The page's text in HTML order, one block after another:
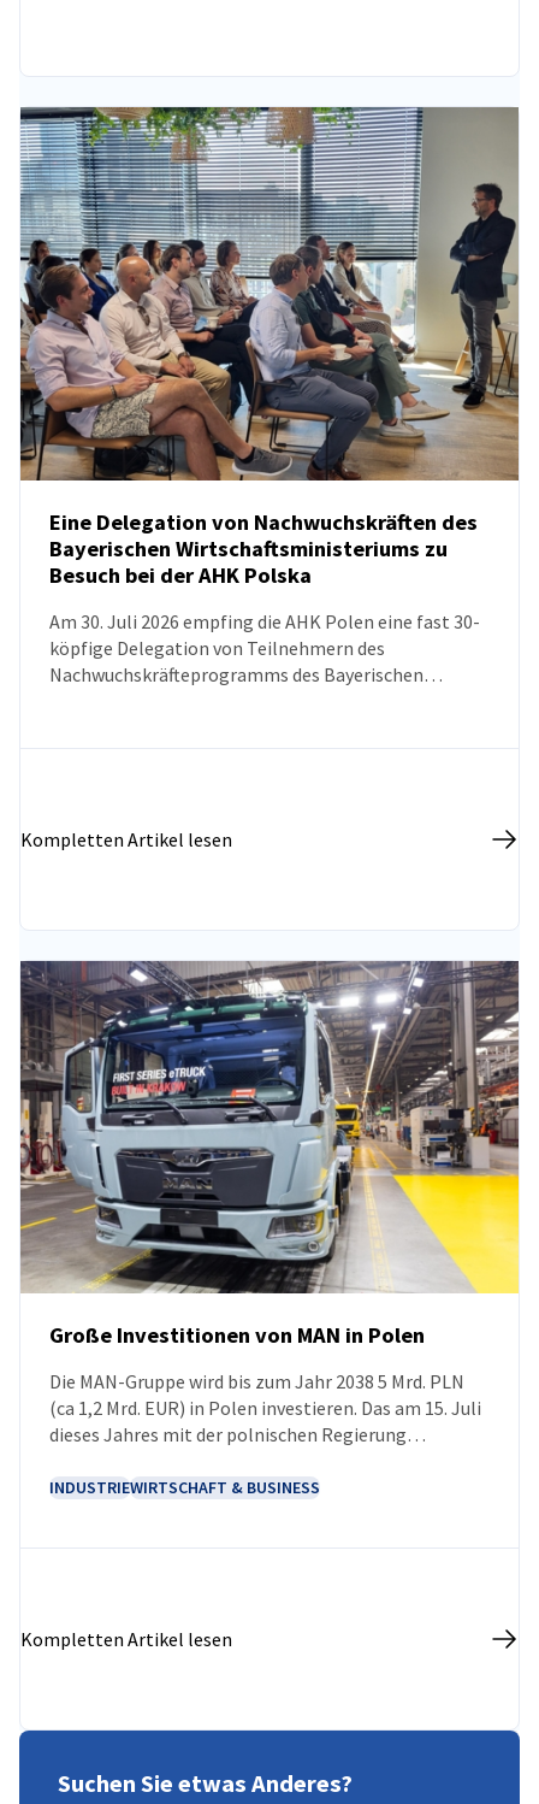
NEUIGKEITEN
Eine Delegation von Nachwuchskräften des
Bayerischen Wirtschaftsministeriums zu
Besuch bei der AHK Polska
Am 30. Juli 2026 empfing die AHK Polen eine fast 30-
köpfige Delegation von Teilnehmern des
Nachwuchskräfteprogramms des Bayerischen
Marktentwicklungsperspektiven sowie den aktuellen
Kompletten Artikel lesen
NEUIGKEITEN
Große Investitionen von MAN in Polen
Die MAN-Gruppe wird bis zum Jahr 2038 5 Mrd. PLN
(ca 1,2 Mrd. EUR) in Polen investieren. Das am 15. Juli
dieses Jahres mit der polnischen Regierung
die Zusammenarbeit bei der Umsetzung neuer
nächsten Generation von Lkw und Komponenten für
INDUSTRIEWIRTSCHAFT & BUSINESS
Kompletten Artikel lesen
Suchen Sie etwas Anderes?